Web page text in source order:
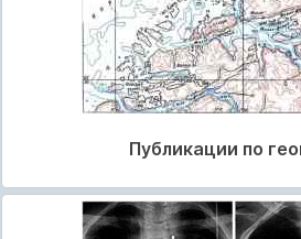
Публикации по